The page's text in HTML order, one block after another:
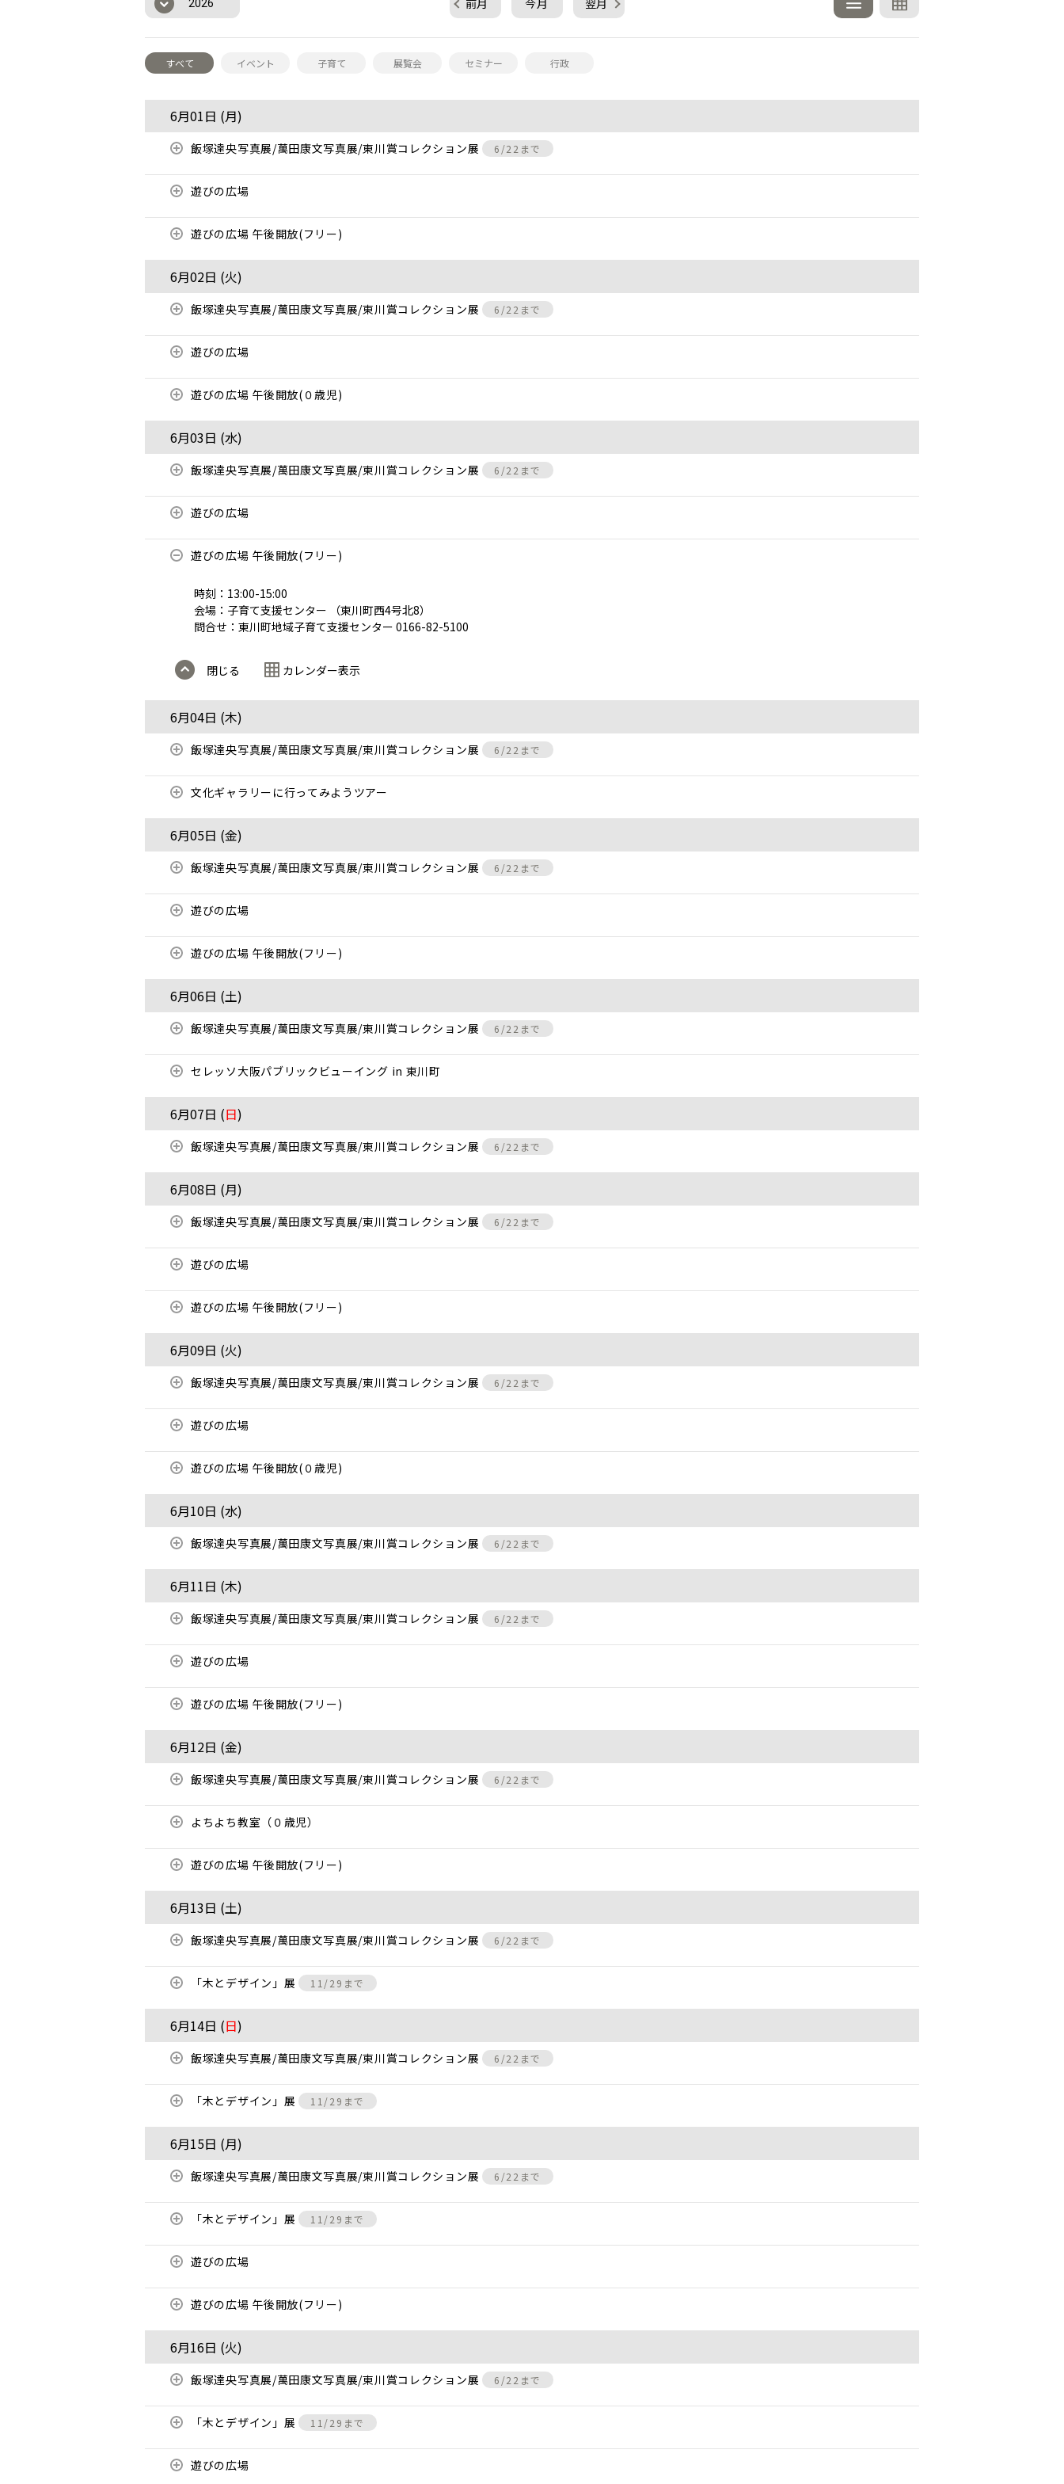
2026 前月 今月 翌月
すべて イベント 子育て 展覧会 セミナー 行政
6月01日 (月)
飯塚達央写真展/萬田康文写真展/東川賞コレクション展 6/22まで
遊びの広場
遊びの広場 午後開放(フリー)
6月02日 (火)
飯塚達央写真展/萬田康文写真展/東川賞コレクション展 6/22まで
遊びの広場
遊びの広場 午後開放(０歳児)
6月03日 (水)
飯塚達央写真展/萬田康文写真展/東川賞コレクション展 6/22まで
遊びの広場
遊びの広場 午後開放(フリー)
時刻：13:00-15:00
会場：子育て支援センター （東川町西4号北8）
問合せ：東川町地域子育て支援センター 0166-82-5100
閉じる カレンダー表示
6月04日 (木)
飯塚達央写真展/萬田康文写真展/東川賞コレクション展 6/22まで
文化ギャラリーに行ってみようツアー
6月05日 (金)
飯塚達央写真展/萬田康文写真展/東川賞コレクション展 6/22まで
遊びの広場
遊びの広場 午後開放(フリー)
6月06日 (土)
飯塚達央写真展/萬田康文写真展/東川賞コレクション展 6/22まで
セレッソ大阪パブリックビューイング in 東川町
6月07日 (日)
飯塚達央写真展/萬田康文写真展/東川賞コレクション展 6/22まで
6月08日 (月)
飯塚達央写真展/萬田康文写真展/東川賞コレクション展 6/22まで
遊びの広場
遊びの広場 午後開放(フリー)
6月09日 (火)
飯塚達央写真展/萬田康文写真展/東川賞コレクション展 6/22まで
遊びの広場
遊びの広場 午後開放(０歳児)
6月10日 (水)
飯塚達央写真展/萬田康文写真展/東川賞コレクション展 6/22まで
6月11日 (木)
飯塚達央写真展/萬田康文写真展/東川賞コレクション展 6/22まで
遊びの広場
遊びの広場 午後開放(フリー)
6月12日 (金)
飯塚達央写真展/萬田康文写真展/東川賞コレクション展 6/22まで
よちよち教室（０歳児）
遊びの広場 午後開放(フリー)
6月13日 (土)
飯塚達央写真展/萬田康文写真展/東川賞コレクション展 6/22まで
「木とデザイン」展 11/29まで
6月14日 (日)
飯塚達央写真展/萬田康文写真展/東川賞コレクション展 6/22まで
「木とデザイン」展 11/29まで
6月15日 (月)
飯塚達央写真展/萬田康文写真展/東川賞コレクション展 6/22まで
「木とデザイン」展 11/29まで
遊びの広場
遊びの広場 午後開放(フリー)
6月16日 (火)
飯塚達央写真展/萬田康文写真展/東川賞コレクション展 6/22まで
「木とデザイン」展 11/29まで
遊びの広場